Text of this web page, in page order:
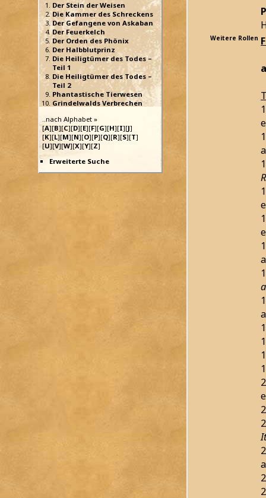
Der Stein der Weisen
Die Kammer des Schreckens
Der Gefangene von Askaban
Der Feuerkelch
Der Orden des Phönix
Der Halbblutprinz
Die Heiligtümer des Todes –
Teil 1
Die Heiligtümer des Todes –
Teil 2
Phantastische Tierwesen
Grindelwalds Verbrechen
..nach Alphabet »
[A][B][C][D][E][F][G][H][I][J]
[K][L][M][N][O][P][Q][R][S][T]
[U][V][W][X][Y][Z]
Erweiterte Suche
Weitere Rollen